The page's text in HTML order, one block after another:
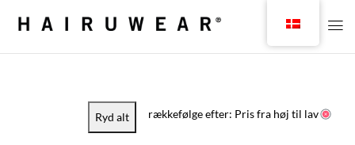
Ryd alt rækkefølge efter: Pris fra høj til lav